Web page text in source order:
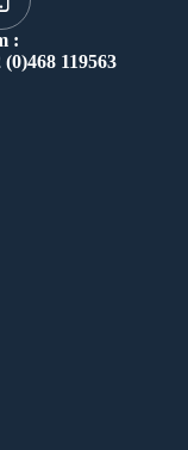
:
(0)468 119563